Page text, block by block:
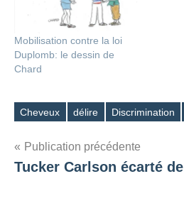
Mobilisation contre la loi
Duplomb: le dessin de
Chard
Étiquettes
Cheveux délire Discrimination
Navigation
de
Publication précédente
Tucker Carlson écarté